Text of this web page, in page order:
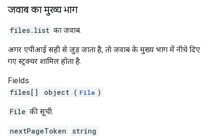
जवाब का मुख्य भाग
files.list का जवाब.
अगर एपीआई सही से जुड़ जाता है, ताे जवाब के मुख्य भाग में नीचे दिए
गए स्ट्रक्चर शामिल होता है.
Fields
files[]
object ( File )
File की सूची.
nextPageToken string